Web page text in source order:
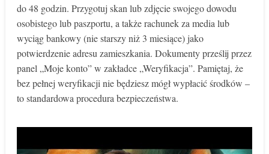
do 48 godzin. Przygotuj skan lub zdjęcie swojego dowodu
osobistego lub paszportu, a także rachunek za media lub
wyciąg bankowy (nie starszy niż 3 miesiące) jako
potwierdzenie adresu zamieszkania. Dokumenty prześlij przez
panel „Moje konto” w zakładce „Weryfikacja”. Pamiętaj, że
bez pełnej weryfikacji nie będziesz mógł wypłacić środków –
to standardowa procedura bezpieczeństwa.